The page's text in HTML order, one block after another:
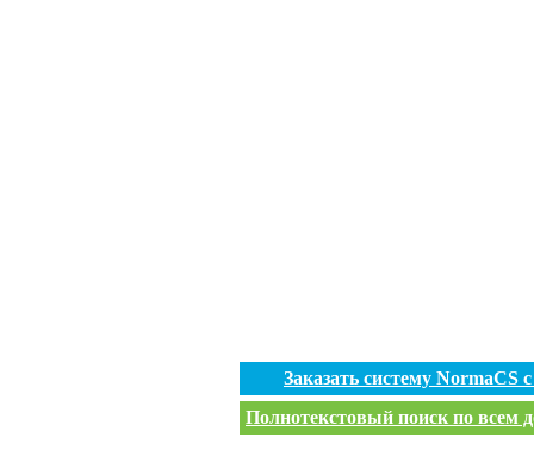
Заказать систему
Полнотекстовый поиск по всем